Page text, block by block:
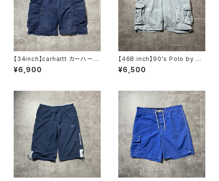
【34inch】carhartt カーハー
ト ジッパーフライ リップスト
ップ ネイビー カーゴショー
¥6,900
【46B inch】90's Polo by Ra
lph Lauren ポロバイラルフロ
ーレン ジッパーフライ ポロ
¥6,500